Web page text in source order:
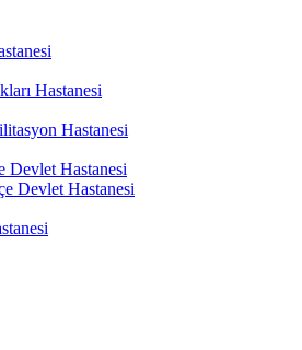
Hastanesi
Hastanesi
Devlet Hastanesi
Devlet Hastanesi